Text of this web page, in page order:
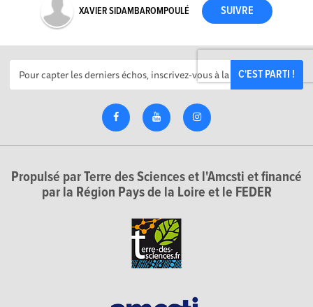
XAVIER SIDAMBAROMPOULÉ
C'EST PARTI !
Propulsé par Terre des Sciences et l'Amcsti et financé
par la Région Pays de la Loire et le FEDER